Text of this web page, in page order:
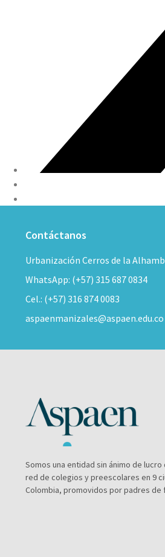
Contáctanos
Urbanización Cerros de la
WhatsApp: (+57) 315 687 0834
Cel.: (+57) 316 874 0083
aspaenmanizales@aspaen.edu.co
Somos una entidad sin ánimo de lucro
red de colegios y preescolares en 9
Colombia, promovidos por padres de